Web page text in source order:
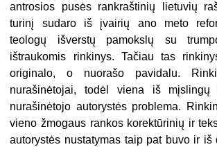
antrosios pusės rankraštinių lietuvių
turinį sudaro iš įvairių ano meto
teologų išverstų pamokslų su
ištraukomis rinkinys. Tačiau tas
originalo, o nuorašo pavidalu.
nurašinėtojai, todėl viena iš
nurašinėtojo autorystės problema.
vieno žmogaus rankos korektūrinių ir
autorystės nustatymas taip pat buvo ir iš